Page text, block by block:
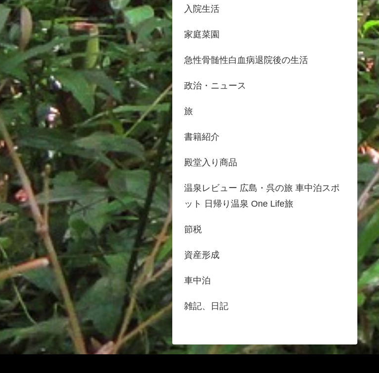
入院生活
家庭菜園
急性骨髄性白血病退院後の生活
政治・ニュース
旅
書籍紹介
殿堂入り商品
温泉レビュー 広島・呉の旅 車中泊スポ
ット 日帰り温泉 One Life旅
節税
資産形成
車中泊
雑記、日記